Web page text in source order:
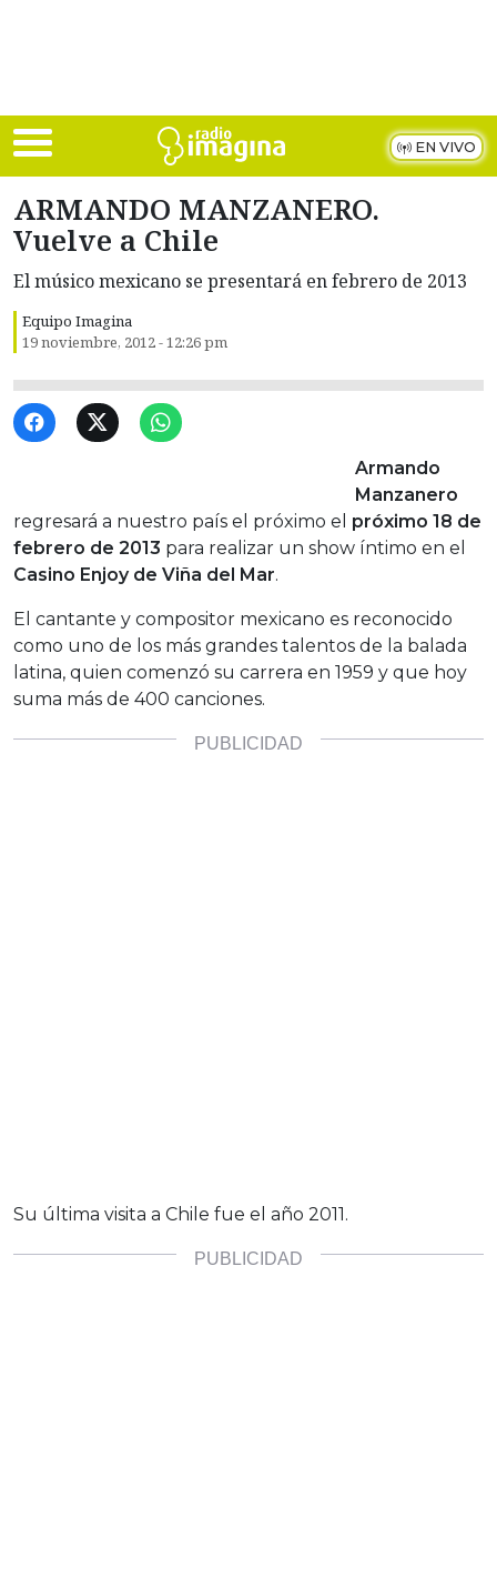
EN VIVO
ARMANDO MANZANERO.
Vuelve a Chile
El músico mexicano se presentará en febrero de 2013
Equipo Imagina
19 noviembre, 2012 - 12:26 pm
Armando
Manzanero
regresará a nuestro país el próximo el próximo 18 de
febrero de 2013 para realizar un show íntimo en el
Casino Enjoy de Viña del Mar.
El cantante y compositor mexicano es reconocido
como uno de los más grandes talentos de la balada
latina, quien comenzó su carrera en 1959 y que hoy
suma más de 400 canciones.
Su última visita a Chile fue el año 2011.